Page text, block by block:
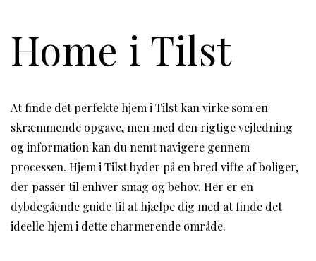
Home i Tilst
At finde det perfekte hjem i Tilst kan virke som en
skræmmende opgave, men med den rigtige vejledning
og information kan du nemt navigere gennem
processen. Hjem i Tilst byder på en bred vifte af boliger,
der passer til enhver smag og behov. Her er en
dybdegående guide til at hjælpe dig med at finde det
ideelle hjem i dette charmerende område.